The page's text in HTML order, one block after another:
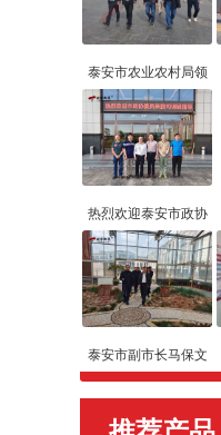
泰安市农业农村局领
热烈欢迎泰安市政协
泰安市副市长马保文